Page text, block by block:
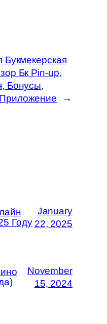
Букмекерская
Бк Pin-up,
Бонусы,
→
Году
January
22, 2025
November
15, 2024